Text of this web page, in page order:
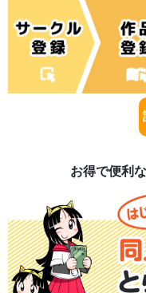
お得で便利